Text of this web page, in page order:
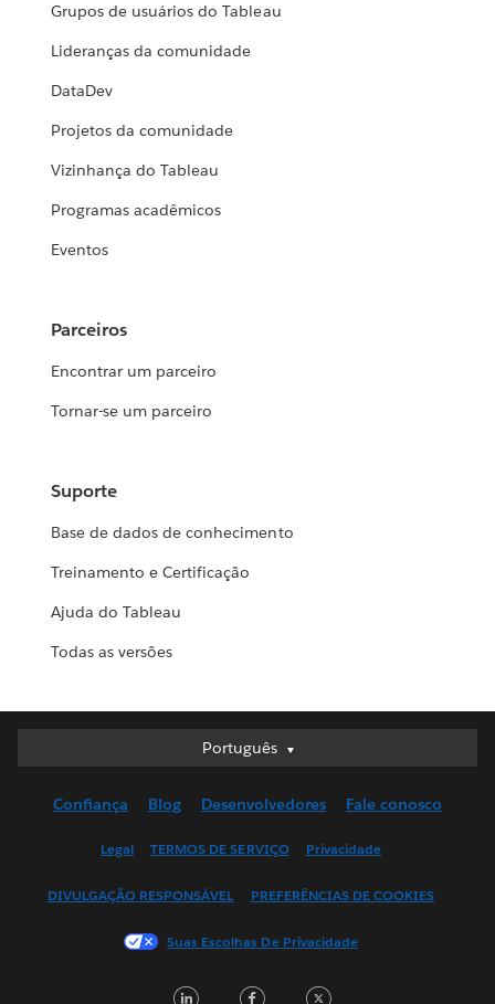
Grupos de usuários do Tableau
Lideranças da comunidade
DataDev
Projetos da comunidade
Vizinhança do Tableau
Programas acadêmicos
Eventos
Parceiros
Encontrar um parceiro
Tornar-se um parceiro
Suporte
Base de dados de conhecimento
Treinamento e Certificação
Ajuda do Tableau
Todas as versões
Português
Português
English (UK)
Français (Canada)
日本語
Confiança Blog Desenvolvedores Fale conosco
Legal TERMOS DE SERVIÇO Privacidade
DIVULGAÇÃO RESPONSÁVEL PREFERÊNCIAS DE COOKIES
Suas Escolhas De Privacidade
LinkedInFacebook